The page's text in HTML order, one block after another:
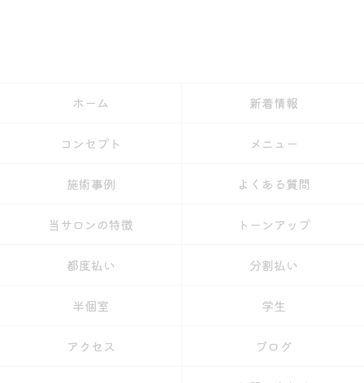
ホーム 新着情報
コンセプト メニュー
施術事例 よくある質問
当サロンの特徴 トーンアップ
都度払い 分割払い
半個室 学生
アクセス ブログ